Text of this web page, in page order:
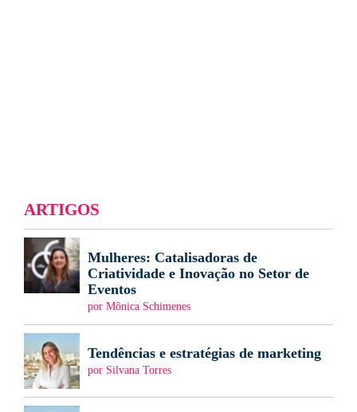
ARTIGOS
Mulheres: Catalisadoras de
Criatividade e Inovação no Setor de
Eventos
por Mônica Schimenes
Tendências e estratégias de marketing
por Silvana Torres